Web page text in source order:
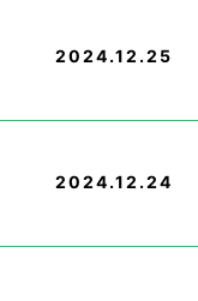
2024.12.25
2024.12.24